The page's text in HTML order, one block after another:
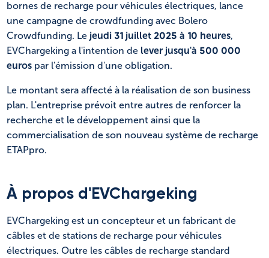
bornes de recharge pour véhicules électriques, lance
une campagne de crowdfunding avec Bolero
Crowdfunding. Le jeudi 31 juillet 2025 à 10 heures,
EVChargeking a l'intention de lever jusqu'à 500 000
euros par l'émission d'une obligation.
Le montant sera affecté à la réalisation de son business
plan. L'entreprise prévoit entre autres de renforcer la
recherche et le développement ainsi que la
commercialisation de son nouveau système de recharge
ETAPpro.
À propos d'EVChargeking
EVChargeking est un concepteur et un fabricant de
câbles et de stations de recharge pour véhicules
électriques. Outre les câbles de recharge standard